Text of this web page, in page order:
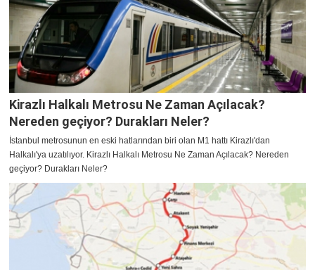
Kirazlı Halkalı Metrosu Ne Zaman Açılacak?
Nereden geçiyor? Durakları Neler?
İstanbul metrosunun en eski hatlarından biri olan M1 hattı Kirazlı'dan
Halkalı'ya uzatılıyor. Kirazlı Halkalı Metrosu Ne Zaman Açılacak? Nereden
geçiyor? Durakları Neler?